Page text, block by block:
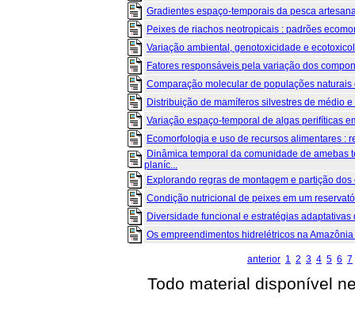
Gradientes espaço-temporais da pesca
Peixes de riachos neotropicais : padrões
Variação ambiental, genotoxicidade e
Fatores responsáveis pela variação dos
Comparação molecular de populações naturais
Distribuição de mamíferos silvestres de médio
Variação espaço-temporal de algas perifíticas
Ecomorfologia e uso de recursos alimentares :
Dinâmica temporal da comunidade de amebas
planíc...
Explorando regras de montagem e partição
Condição nutricional de peixes em um
Diversidade funcional e estratégias adaptativas
Os empreendimentos hidrelétricos na
anterior 1 2 3 4 5 6 7
Todo material disponível